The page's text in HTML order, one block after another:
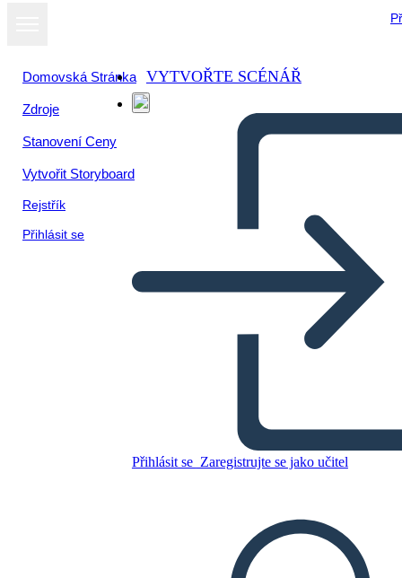
Domovská Stránka
Zdroje
Stanovení Ceny
Vytvořit Storyboard
Rejstřík
Přihlásit se
VYTVOŘTE SCÉNÁŘ
Přihlásit se Zaregistrujte se jako učitel
معضلة قالب الشبكة
VYTVOŘIT STORYBOARD